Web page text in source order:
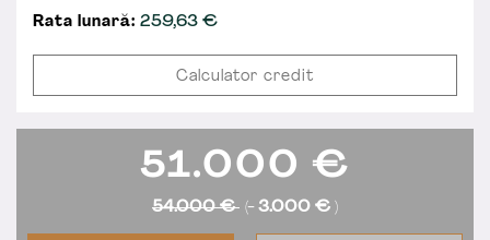
Rata lunară: 259,63€
Calculator credit
51.000 €
54.000 € (- 3.000 € )